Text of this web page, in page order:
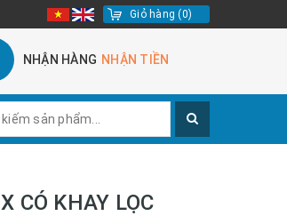
Giỏ hàng (0)
NHẬN HÀNG NHẬN TIỀN
CÓ KHAY LỌC